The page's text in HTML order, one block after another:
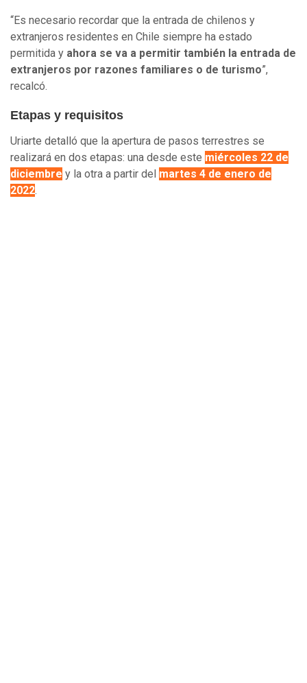
“Es necesario recordar que la entrada de chilenos y
extranjeros residentes en Chile siempre ha estado
permitida y ahora se va a permitir también la entrada de
extranjeros por razones familiares o de turismo”,
recalcó.
Etapas y requisitos
Uriarte detalló que la apertura de pasos terrestres se
realizará en dos etapas: una desde este miércoles 22 de
diciembre y la otra a partir del martes 4 de enero de
2022.